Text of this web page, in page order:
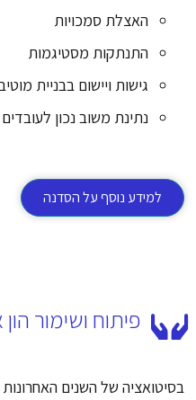
האצלת סמכויות
התנתקות מסטיגמות
גישות ויישום בבניית
נתינת משוב נכון לעובדים
למידע נוסף על הסדנה
פיתוח ושימור הון
בסיטואציה של השנים